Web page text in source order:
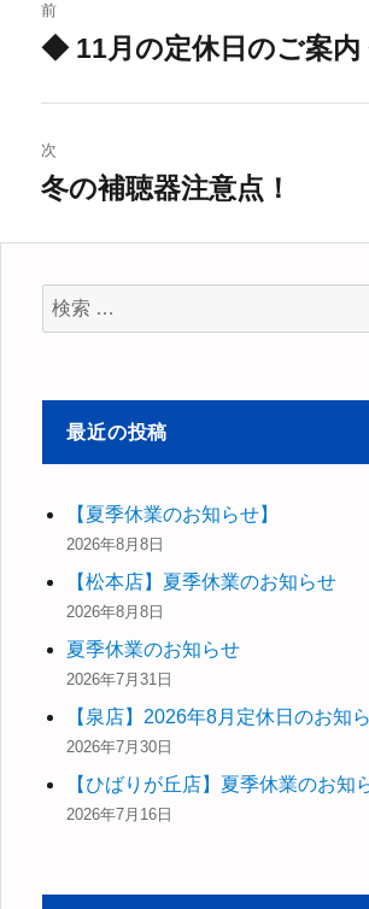
稿
ビ
ゲ
ー
シ
ョ
ン
前
過
投
稿:
◆ 11月の定休日のご案
次
次
稿:
冬の補聴器注意点！
検
索
象:
最近の投稿
【夏季休業のお知らせ】
2026年8月8日
【松本店】夏季休業のお知らせ
2026年8月8日
夏季休業のお知らせ
2026年7月31日
【泉店】2026年8月定休日のお知
2026年7月30日
【ひばりが丘店】夏季休業のお知
2026年7月16日